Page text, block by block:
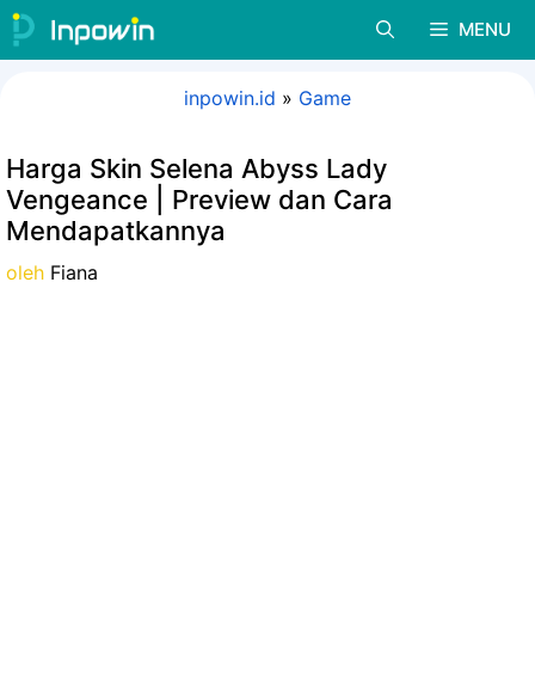
Langsung
ke
MENU
inpowin.id » Game
Harga Skin Selena Abyss Lady
Vengeance | Preview dan Cara
Mendapatkannya
oleh Fiana